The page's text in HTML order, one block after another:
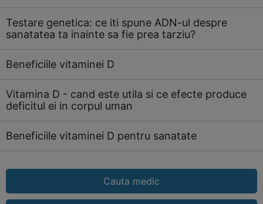
Testare genetica: ce iti spune ADN-ul despre
sanatatea ta inainte sa fie prea tarziu?
Beneficiile vitaminei D
Vitamina D - cand este utila si ce efecte produce
deficitul ei in corpul uman
Beneficiile vitaminei D pentru sanatate
Cauta medic